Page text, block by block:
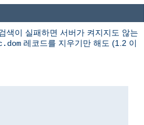
색이 실패하면 서버가 켜지지도 않는
레코드를 지우기만 해도 (1.2 이